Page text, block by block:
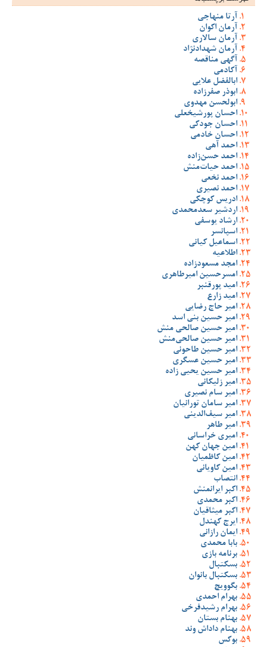
آرتا منهاجی
آرمان اکوان
آرمان سالاری
آرمان شهدادنژاد
آگهی مناقصه
آکادمی
ابالفضل علایی
ابوذر صفرزاده
ابولحسن مهدوی
احسان پورشیخعلی
احسان جودکی
احسان خادمی
احمد آهی
احمد حسن‌زاده
احمد حیات‌منش
احمد نخعی
احمد نصیری
ادریس کوچکی
اردشیر سعدمحمدی
ارشاد یوسفی
اسپانسر
اسماعیل کیانی
اطلاعیه
امجد مسعودزاده
امسرحسین امیرطاهری
امید پورقنبر
امید زارع
امیر حاج رضایی
امیر حسین بنی اسد
امیر حسین صالحی منش
امیر حسین صالحی‌منش
امیر حسین طاحونی
امیر حسین عسگری
امیر حسین یحیی زاده
امیر زلیکانی
امیر سام نصیری
امیر سامان تورانیان
امیر سیف‌الدینی
امیر طاهر
امیری خراسانی
امین جهان کهن
امین کاظمیان
امین کاویانی
انتصاب
اکبر ایرانمنش
اکبر محمدی
اکبر میثاقیان
ایرج کهندل
ایمان رازانی
بابا محمدی
برنامه بازی
بسکتبال
بسکتبال بانوان
بگوویچ
بهرام احمدی
بهرام رشیدفرخی
بهنام بستان
بهنام داداش وند
بوکس